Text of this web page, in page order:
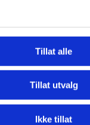
Tillat alle
Tillat utvalg
Ikke tillat